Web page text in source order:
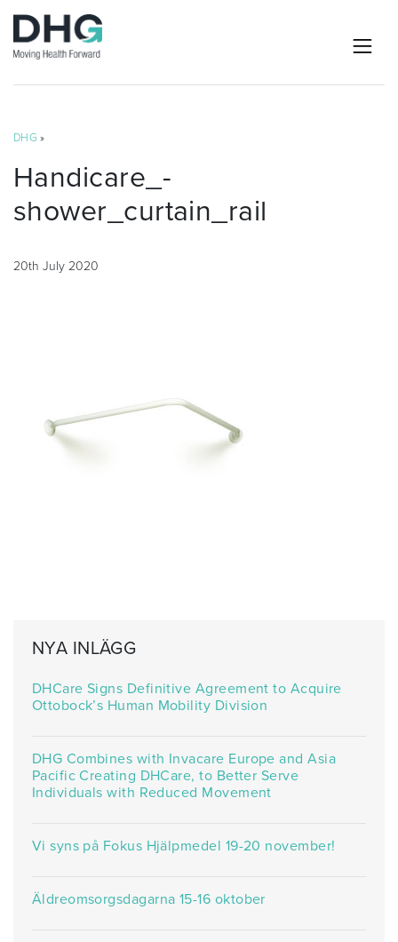
DHG »
Handicare_-
shower_curtain_rail
20th July 2020
NYA INLÄGG
DHCare Signs Definitive Agreement to Acquire
Ottobock’s Human Mobility Division
DHG Combines with Invacare Europe and Asia
Pacific Creating DHCare, to Better Serve
Individuals with Reduced Movement
Vi syns på Fokus Hjälpmedel 19-20 november!
Äldreomsorgsdagarna 15-16 oktober